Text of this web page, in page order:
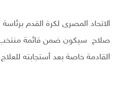
الاتحاد المصرى لكرة القدم
صلاح سيكون ضمن قائمة منتخب
القادمة خاصة بعد أستجابته